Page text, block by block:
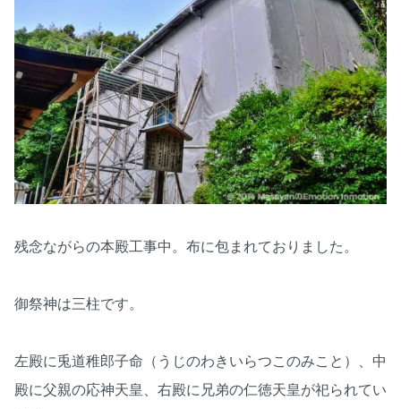
残念ながらの本殿工事中。布に包まれておりました。
御祭神は三柱です。
左殿に兎道稚郎子命（うじのわきいらつこのみこと）、中
殿に父親の応神天皇、右殿に兄弟の仁徳天皇が祀られてい